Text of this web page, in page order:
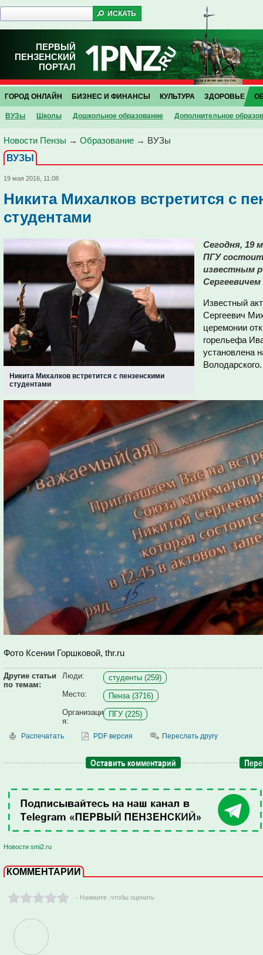
ПЕРВЫЙ
ПЕНЗЕНСКИЙ
ПОРТАЛ
ГОРОД ОНЛАЙН БИЗНЕС И ФИНАНСЫ КУЛЬТУРА ЗДОРОВЬЕ
ВУЗы Школы Дошкольное образование Дополнительное
Новости Пензы → Образование → ВУЗы
ВУЗЫ
19 мая 2016, 11:08
Никита Михалков встретится с
студентами
Никита Михалков встретится с пензенскими
студентами
Сегодня, 19
ПГУ
известным
Известный
Сергеевич
церемонии
горельефа
установлена
Володарского.
Фото Ксении Горшковой, thr.ru
Другие статьи
по темам:
Люди:
студенты (259)
Место:
Пенза (3716)
Организаци
я:
ПГУ (225)
Распечатать PDF версия Переслать другу
Оставить комментарий
Новости smi2.ru
КОММЕНТАРИИ
- Нажмите ,чтобы оценить